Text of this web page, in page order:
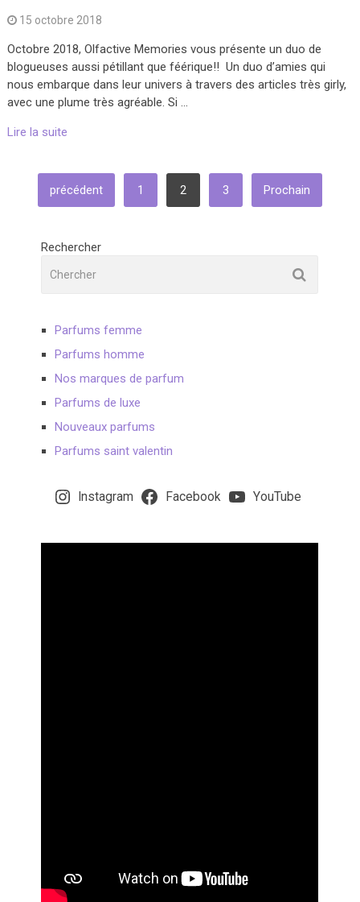
15 octobre 2018
Octobre 2018, Olfactive Memories vous présente un duo de
blogueuses aussi pétillant que féérique!! Un duo d’amies qui
nous embarque dans leur univers à travers des articles très girly,
avec une plume très agréable. Si …
Lire la suite
PAGINATION
DES
précédent 1 2 3 Prochain
Rechercher
Parfums femme
Parfums homme
Nos marques de parfum
Parfums de luxe
Nouveaux parfums
Parfums saint valentin
Instagram Facebook YouTube